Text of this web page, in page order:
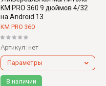
KM PRO 360 9 дюймов 4/32
на Android 13
KM PRO 360
Артикул: нет
Параметры
В наличии